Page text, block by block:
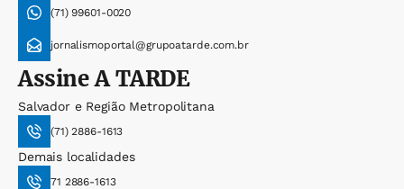
(71) 99601-0020
jornalismoportal@grupoatarde.com.br
AssineA TARDE
Salvador e Região Metropolitana
(71) 2886-1613
Demais localidades
71 2886-1613